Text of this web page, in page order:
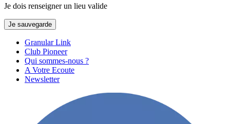
Je dois renseigner un lieu valide
Je sauvegarde
Granular Link
Club Pioneer
Qui sommes-nous ?
A Votre Ecoute
Newsletter